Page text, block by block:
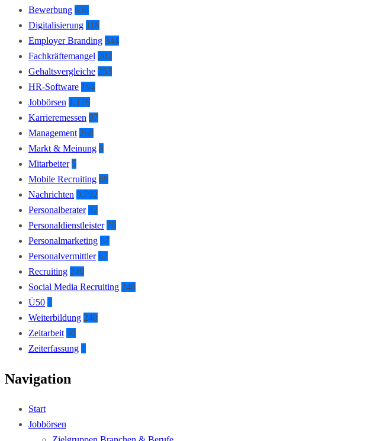
Bewerbung 638
Digitalisierung 118
Employer Branding 344
Fachkräftemangel 202
Gehaltsvergleiche 253
HR-Software 194
Jobbörsen 1.176
Karrieremessen 97
Management 268
Markt & Meinung 8
Mitarbeiter 5
Mobile Recruiting 69
Nachrichten 9.792
Personalberater 82
Personaldienstleister 70
Personalmarketing 67
Personalvermittler 67
Recruiting 240
Social Media Recruiting 248
Ü50 1
Weiterbildung 240
Zeitarbeit 90
Zeiterfassung 1
Navigation
Start
Jobbörsen